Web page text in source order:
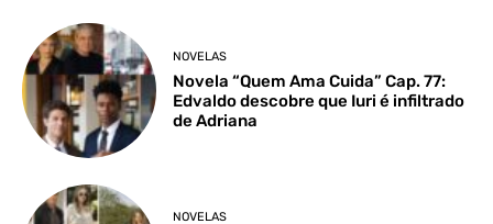
NOVELAS
Novela “Quem Ama Cuida” Cap. 77:
Edvaldo descobre que Iuri é infiltrado
de Adriana
NOVELAS